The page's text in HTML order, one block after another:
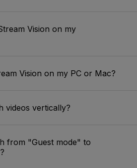
Vision on my
Vision on my PC or Mac?
videos vertically?
from "Guest mode" to